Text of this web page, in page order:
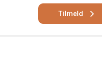
Tilmeld